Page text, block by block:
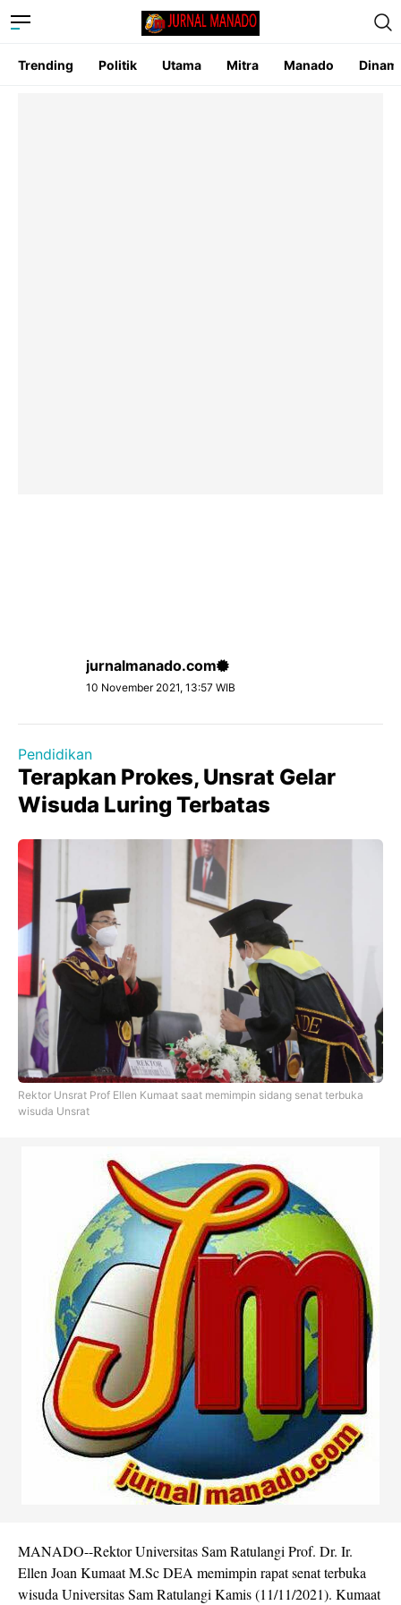
Trending Politik Utama Mitra Manado
jurnalmanado.com
10 November 2021, 13:57 WIB
Pendidikan
Terapkan Prokes, Unsrat Gelar
Wisuda Luring Terbatas
Rektor Unsrat Prof Ellen Kumaat saat memimpin sidang senat terbuka
wisuda Unsrat
MANADO--Rektor Universitas Sam Ratulangi Prof. Dr. Ir.
Ellen Joan Kumaat M.Sc DEA memimpin rapat senat terbuka
wisuda Universitas Sam Ratulangi Kamis (11/11/2021). Kumaat